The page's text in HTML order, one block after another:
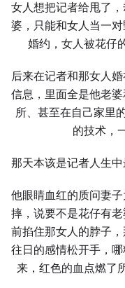
女人想把记者给甩了
婆，只能和女人当一
婚约，女人被花仔
后来在记者和那女人
信息，里面全是他老
所、甚至在自己家里
的技术，
那天本该是记者人生
他眼睛血红的质问妻
摔，说要不是花仔有
前掐住那女人的脖子
往日的感情松开手，
来，红色的血点燃了